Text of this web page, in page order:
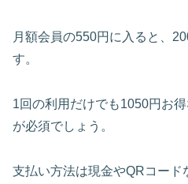
月額会員の550円に入ると、
す。
1回の利用だけでも1050円お
が必須でしょう。
支払い方法は現金やQRコード